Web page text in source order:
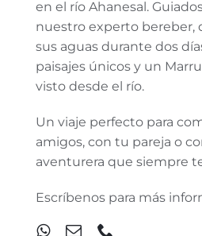
en el río Ahanesal.
nuestro experto bereber,
sus aguas durante dos
paisajes únicos y un
visto desde el río.
Un viaje perfecto para
amigos, con tu pareja o
aventurera que siempre
Escríbenos para más